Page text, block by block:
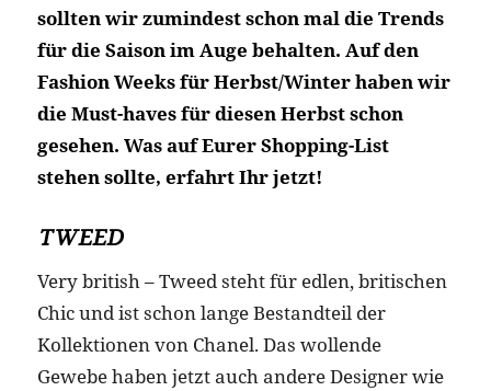
sollten wir zumindest schon mal die Trends
für die Saison im Auge behalten. Auf den
Fashion Weeks für Herbst/Winter haben wir
die Must-haves für diesen Herbst schon
gesehen. Was auf Eurer Shopping-List
stehen sollte, erfahrt Ihr jetzt!
TWEED
Very british – Tweed steht für edlen, britischen
Chic und ist schon lange Bestandteil der
Kollektionen von Chanel. Das wollende
Gewebe haben jetzt auch andere Designer wie